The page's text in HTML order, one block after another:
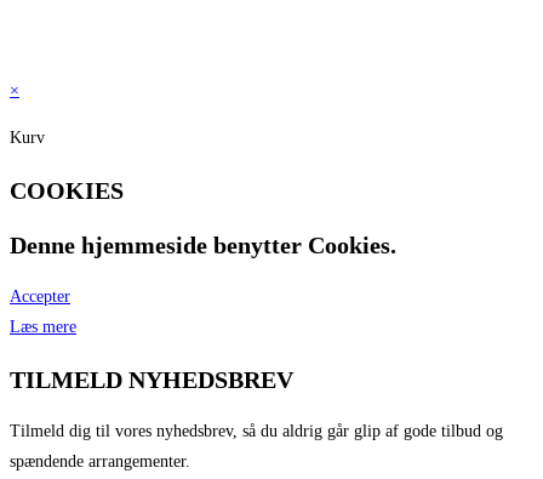
×
Kurv
COOKIES
Denne hjemmeside benytter Cookies.
Accepter
Læs mere
TILMELD NYHEDSBREV
Tilmeld dig til vores nyhedsbrev, så du aldrig går glip af gode tilbud og
spændende arrangementer.